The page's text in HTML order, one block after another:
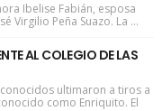
Ibelise Fabián, esposa
Virgilio Peña Suazo. La ...
AL COLEGIO DE LAS
ultimaron a tiros a
como Enriquito. El